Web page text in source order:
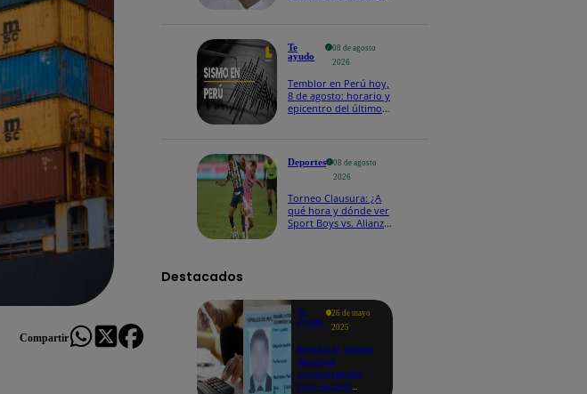
Compartir
Te
ayudo
08 de agosto
2026
Temblor en Perú hoy,
8 de agosto: horario y
epicentro del último
Deportes
08 de agosto
2026
Torneo Clausura: ¿A
qué hora y dónde ver
Sport Boys vs. Alianza
Destacados
Te
ayudo
26 de mayo
2025
Revisa si tienes
deudas
consultando
con tu DNI: